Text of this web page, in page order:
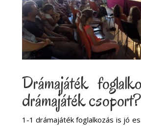
Drámajáték
drámajáték csoport?
1-1 drámajáték foglalkozás is jó